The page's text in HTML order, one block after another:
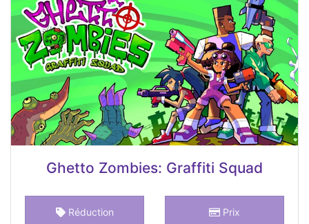
Ghetto Zombies: Graffiti Squad
Réduction Prix